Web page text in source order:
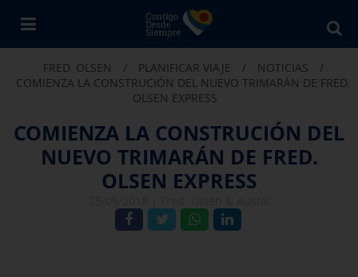
FRED. OLSEN / PLANIFICAR VIAJE / NOTICIAS
/
COMIENZA LA CONSTRUCIÓN DEL NUEVO TRIMARÁN DE FRED.
OLSEN EXPRESS
COMIENZA LA CONSTRUCIÓN DEL
NUEVO TRIMARÁN DE FRED.
OLSEN EXPRESS